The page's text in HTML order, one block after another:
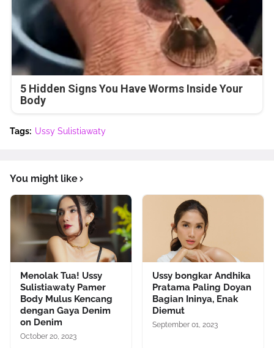
5 Hidden Signs You Have Worms Inside Your
Body
Tags: Ussy Sulistiawaty
You might like
Menolak Tua! Ussy
Sulistiawaty Pamer
Body Mulus Kencang
dengan Gaya Denim
on Denim
October 20, 2023
Ussy bongkar Andhika
Pratama Paling Doyan
Bagian Ininya, Enak
Diemut
September 01, 2023